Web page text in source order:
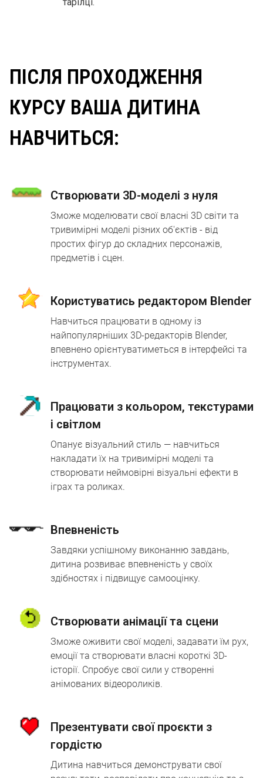
тарілці.
ПІСЛЯ ПРОХОДЖЕННЯ
КУРСУ ВАША ДИТИНА
НАВЧИТЬСЯ:
Створювати 3D-моделі з нуля
Зможе моделювати свої власні 3D світи та
тривимірні моделі різних об'єктів - від
простих фігур до складних персонажів,
предметів і сцен.
Користуватись редактором Blender
Навчиться працювати в одному із
найпопулярніших 3D-редакторів Blender,
впевнено орієнтуватиметься в інтерфейсі та
інструментах.
Працювати з кольором, текстурами
і світлом
Опанує візуальний стиль — навчиться
накладати їх на тривимірні моделі та
створювати неймовірні візуальні ефекти в
іграх та роликах.
Впевненість
Завдяки успішному виконанню завдань,
дитина розвиває впевненість у своїх
здібностях і підвищує самооцінку.
Створювати анімації та сцени
Зможе оживити свої моделі, задавати їм рух,
емоції та створювати власні короткі 3D-
історії. Спробує свої сили у створенні
анімованих відеороликів.
Презентувати свої проєкти з
гордістю
Дитина навчиться демонструвати свої